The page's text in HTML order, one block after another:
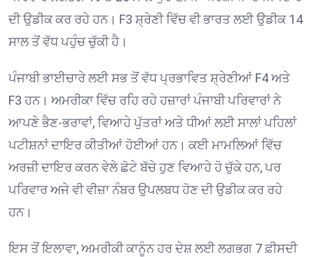
ਦੀ ਉਡੀਕ ਕਰ ਰਹੇ ਹਨ। F3 ਸ਼੍ਰੇਣੀ ਵਿੱਚ ਵੀ ਭਾਰਤ ਲਈ ਉਡੀਕ 14
ਸਾਲ ਤੋਂ ਵੱਧ ਪਹੁੰਚ ਚੁੱਕੀ ਹੈ।
ਪੰਜਾਬੀ ਭਾਈਚਾਰੇ ਲਈ ਸਭ ਤੋਂ ਵੱਧ ਪ੍ਰਭਾਵਿਤ ਸ਼੍ਰੇਣੀਆਂ F4 ਅਤੇ
F3 ਹਨ। ਅਮਰੀਕਾ ਵਿੱਚ ਰਹਿ ਰਹੇ ਹਜ਼ਾਰਾਂ ਪੰਜਾਬੀ ਪਰਿਵਾਰਾਂ ਨੇ
ਆਪਣੇ ਭੈਣ-ਭਰਾਵਾਂ, ਵਿਆਹੇ ਪੁੱਤਰਾਂ ਅਤੇ ਧੀਆਂ ਲਈ ਸਾਲਾਂ ਪਹਿਲਾਂ
ਪਟੀਸ਼ਨਾਂ ਦਾਇਰ ਕੀਤੀਆਂ ਹੋਈਆਂ ਹਨ। ਕਈ ਮਾਮਲਿਆਂ ਵਿੱਚ
ਅਰਜ਼ੀ ਦਾਇਰ ਕਰਨ ਵੇਲੇ ਛੋਟੇ ਬੱਚੇ ਹੁਣ ਵਿਆਹੇ ਹੋ ਚੁੱਕੇ ਹਨ, ਪਰ
ਪਰਿਵਾਰ ਅਜੇ ਵੀ ਵੀਜ਼ਾ ਨੰਬਰ ਉਪਲਬਧ ਹੋਣ ਦੀ ਉਡੀਕ ਕਰ ਰਹੇ
ਹਨ।
ਇਸ ਤੋਂ ਇਲਾਵਾ, ਅਮਰੀਕੀ ਕਾਨੂੰਨ ਹਰ ਦੇਸ਼ ਲਈ ਲਗਭਗ 7 ਫ਼ੀਸਦੀ